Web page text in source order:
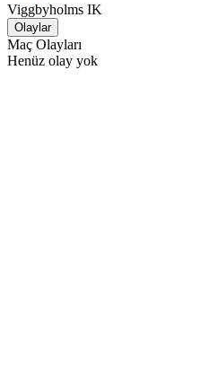
Viggbyholms IK
Olaylar
Maç Olayları
Henüz olay yok